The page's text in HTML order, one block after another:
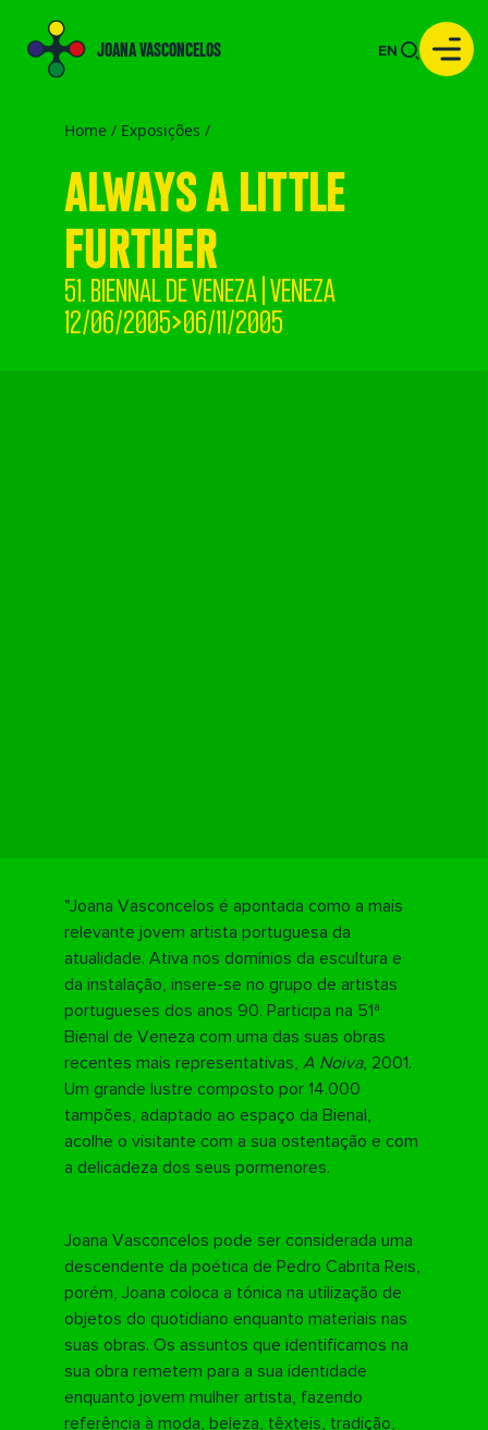
JOANA VASCONCELOS EN
Home / Exposições /
ALWAYS A LITTLE
FURTHER
51. BIENNAL DE VENEZA | VENEZA
12/06/2005>06/11/2005
"Joana Vasconcelos é apontada como a mais
relevante jovem artista portuguesa da
atualidade. Ativa nos domínios da escultura e
da instalação, insere-se no grupo de artistas
portugueses dos anos 90. Participa na 51ª
Bienal de Veneza com uma das suas obras
recentes mais representativas, A Noiva, 2001.
Um grande lustre composto por 14.000
tampões, adaptado ao espaço da Bienal,
acolhe o visitante com a sua ostentação e com
a delicadeza dos seus pormenores.
Joana Vasconcelos pode ser considerada uma
descendente da poética de Pedro Cabrita Reis,
porém, Joana coloca a tónica na utilização de
objetos do quotidiano enquanto materiais nas
suas obras. Os assuntos que identificamos na
sua obra remetem para a sua identidade
enquanto jovem mulher artista, fazendo
referência à moda, beleza, têxteis, tradição,